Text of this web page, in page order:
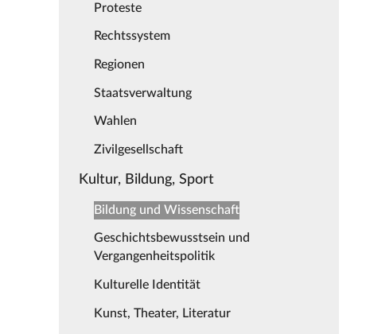
Proteste
Rechtssystem
Regionen
Staatsverwaltung
Wahlen
Zivilgesellschaft
Kultur, Bildung, Sport
Bildung und Wissenschaft
Geschichtsbewusstsein und
Vergangenheitspolitik
Kulturelle Identität
Kunst, Theater, Literatur